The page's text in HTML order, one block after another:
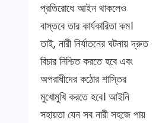
প্রতিরোধে আইন থাকলেও
বাস্তবে তার কার্যকারিতা কম।
তাই, নারী নির্যাতনের ঘটনায় দ্রুত
বিচার নিশ্চিত করতে হবে এবং
অপরাধীদের কঠোর শাস্তির
মুখোমুখি করতে হবে। আইনি
সহায়তা যেন সব নারী সহজে পায়